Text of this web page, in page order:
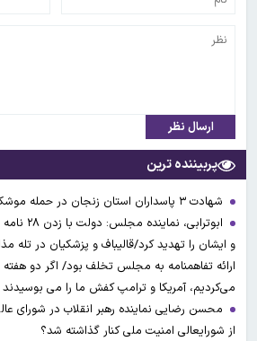
ارسال نظر
پربیننده ترین
شهادت ۳ ‌پاسداران استان زنجان در حمله موشکی آمریکا
و ایشان را تهدید کرد/قالیباف و پزشکیان در تله
ارائه تفاهمنامه به مجلس تخلف بود/ اگر دو
می‌کردیم، آمریکا و ترامپ کفش ما را می بوسیدند
محسن رضایی نماینده رهبر انقلاب در شورای
از شورایعالی امنیت ملی کنار گذاشته شد؟